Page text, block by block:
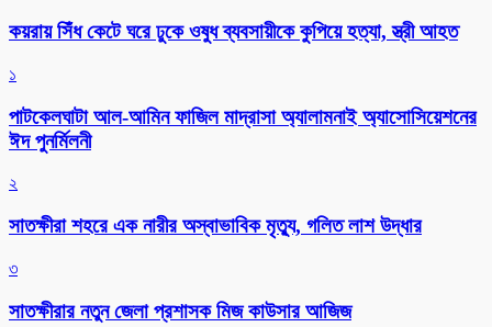
কয়রায় সিঁধ কেটে ঘরে ঢুকে ওষুধ ব্যবসায়ীকে কুপিয়ে হত্যা, স্ত্রী আহত
১
পাটকেলঘাটা আল-আমিন ফাজিল মাদ্রাসা অ্যালামনাই অ্যাসোসিয়েশনের
ঈদ পুনর্মিলনী
২
সাতক্ষীরা শহরে এক নারীর অস্বাভাবিক মৃত্যু, গলিত লাশ উদ্ধার
৩
সাতক্ষীরার নতুন জেলা প্রশাসক মিজ কাউসার আজিজ